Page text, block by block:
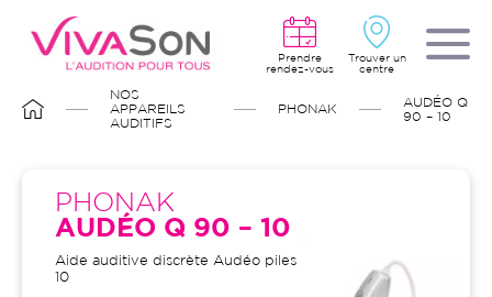
contenu
principal
Prendre
rendez-vous
Trouver un
centre
D'ARIANE
NOS
APPAREILS
AUDITIFS
PHONAK
AUDÉO Q
90 – 10
PHONAK
AUDÉO Q 90 – 10
Aide auditive discrète Audéo piles
10